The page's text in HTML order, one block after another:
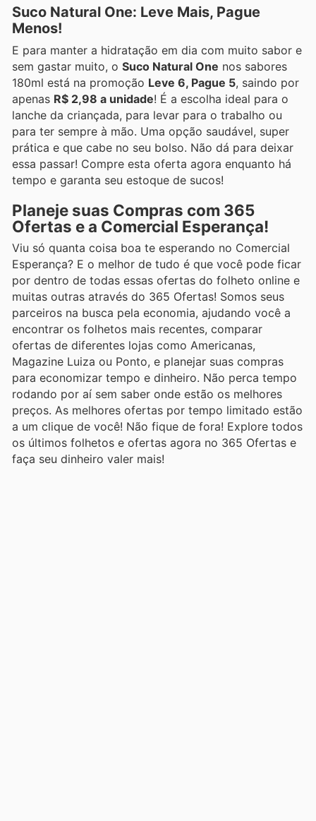
Suco Natural One: Leve Mais, Pague
Menos!
E para manter a hidratação em dia com muito sabor e
sem gastar muito, o Suco Natural One nos sabores
180ml está na promoção Leve 6, Pague 5, saindo por
apenas R$ 2,98 a unidade! É a escolha ideal para o
lanche da criançada, para levar para o trabalho ou
para ter sempre à mão. Uma opção saudável, super
prática e que cabe no seu bolso. Não dá para deixar
essa passar! Compre esta oferta agora enquanto há
tempo e garanta seu estoque de sucos!
Planeje suas Compras com 365
Ofertas e a Comercial Esperança!
Viu só quanta coisa boa te esperando no Comercial
Esperança? E o melhor de tudo é que você pode ficar
por dentro de todas essas ofertas do folheto online e
muitas outras através do 365 Ofertas! Somos seus
parceiros na busca pela economia, ajudando você a
encontrar os folhetos mais recentes, comparar
ofertas de diferentes lojas como Americanas,
Magazine Luiza ou Ponto, e planejar suas compras
para economizar tempo e dinheiro. Não perca tempo
rodando por aí sem saber onde estão os melhores
preços. As melhores ofertas por tempo limitado estão
a um clique de você! Não fique de fora! Explore todos
os últimos folhetos e ofertas agora no 365 Ofertas e
faça seu dinheiro valer mais!